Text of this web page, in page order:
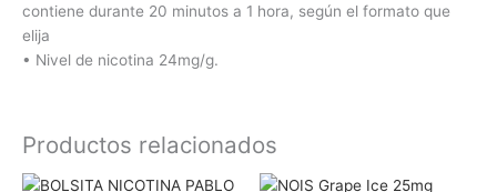
contiene durante 20 minutos a 1 hora, según el formato que
elija
• Nivel de nicotina 24mg/g.
Productos relacionados